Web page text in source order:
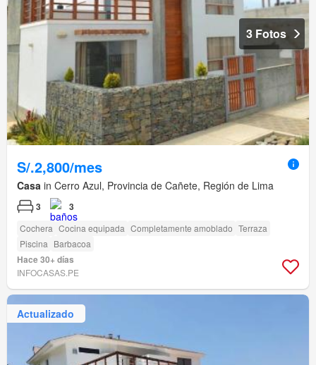
3 Fotos
S/.2,800/mes
Casa in Cerro Azul, Provincia de Cañete, Región de Lima
3 3
Cochera Cocina equipada Completamente amoblado Terraza
Piscina Barbacoa
Hace 30+ días
INFOCASAS.PE
Actualizado